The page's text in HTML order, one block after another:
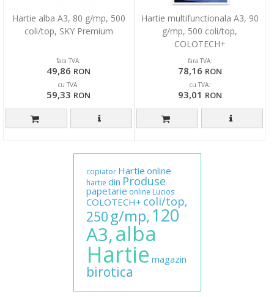
Hartie alba A3, 80 g/mp, 500
coli/top, SKY Premium
fara TVA:
49,86 RON
cu TVA:
59,33 RON
Hartie multifunctionala A3, 90
g/mp, 500 coli/top,
COLOTECH+
fara TVA:
78,16 RON
cu TVA:
93,01 RON
copiator Hartie online
hartie din Produse
papetarie online Lucios
COLOTECH+ coli/top,
250 g/mp,120
A3,alba
Hartie magazin
birotica